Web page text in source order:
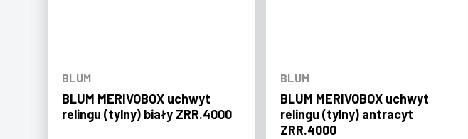
BLUM
BLUM MERIVOBOX uchwyt
relingu (tylny) biały ZRR.4000
BLUM
BLUM MERIVOBOX uchwyt
relingu (tylny) antracyt
ZRR.4000